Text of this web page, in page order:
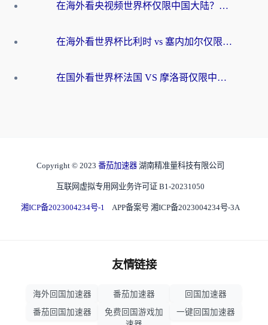
在海外看央视频世界杯仅限中国大陆？这篇指南帮你解锁中文解说+无卡顿直播
在海外看世界杯比利时 vs 塞内加尔仅限中国大陆？我找到了最流畅的中文解说之路
在国外看世界杯法国 VS 摩洛哥仅限中国大陆？海外党这样看中文解说赛事不卡顿
Copyright © 2023 番茄加速器 湖南精准量科技有限公司
互联网虚拟专用网业务许可证 B1-20231050
湘ICP备2023004234号-1 APP备案号 湘ICP备2023004234号-3A
友情链接
海外回国加速器 番茄加速器
回国加速器
番茄回国加速器
免费回国游戏加
一键回国加速器